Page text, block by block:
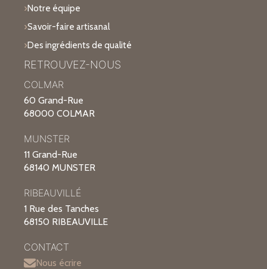
Notre équipe
Savoir-faire artisanal
Des ingrédients de qualité
RETROUVEZ-NOUS
COLMAR
60 Grand-Rue
68000 COLMAR
MUNSTER
11 Grand-Rue
68140 MUNSTER
RIBEAUVILLÉ
1 Rue des Tanches
68150 RIBEAUVILLE
CONTACT
Nous écrire